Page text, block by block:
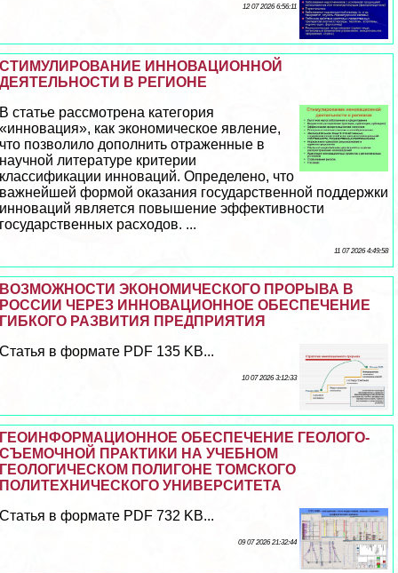
12 07 2026 6:56:11
СТИМУЛИРОВАНИЕ ИННОВАЦИОННОЙ
ДЕЯТЕЛЬНОСТИ В РЕГИОНЕ
В статье рассмотрена категория
«инновация», как экономическое явление,
что позволило дополнить отраженные в
научной литературе критерии
классификации инноваций. Определено, что
важнейшей формой оказания государственной поддержки
инноваций является повышение эффективности
государственных расходов. ...
11 07 2026 4:49:58
ВОЗМОЖНОСТИ ЭКОНОМИЧЕСКОГО ПРОРЫВА В
РОССИИ ЧЕРЕЗ ИННОВАЦИОННОЕ ОБЕСПЕЧЕНИЕ
ГИБКОГО РАЗВИТИЯ ПРЕДПРИЯТИЯ
Статья в формате PDF 135 KB...
10 07 2026 3:12:33
ГЕОИНФОРМАЦИОННОЕ ОБЕСПЕЧЕНИЕ ГЕОЛОГО-
СЪЕМОЧНОЙ ПРАКТИКИ НА УЧЕБНОМ
ГЕОЛОГИЧЕСКОМ ПОЛИГОНЕ ТОМСКОГО
ПОЛИТЕХНИЧЕСКОГО УНИВЕРСИТЕТА
Статья в формате PDF 732 KB...
09 07 2026 21:32:44